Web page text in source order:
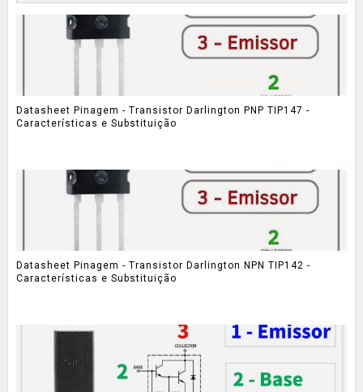
Datasheet Pinagem - Transistor Darlington PNP TIP147 -
Características e Substituição
Datasheet Pinagem - Transistor Darlington NPN TIP142 -
Características e Substituição